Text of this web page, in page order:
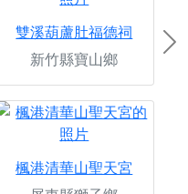
雙溪葫蘆肚福德祠
新竹縣寶山鄉
楓港清華山聖天宮